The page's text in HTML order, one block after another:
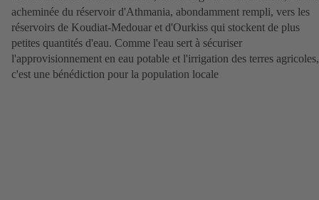
acheminée du réservoir d'Athmania, abondamment rempli, vers les
réservoirs de Koudiat-Medouar et d'Ourkiss qui stockent de plus
petites quantités d'eau. Comme l'eau sert à sécuriser
l'approvisionnement en eau potable et l'irrigation des terres agricoles,
c'est une bénédiction pour la population locale